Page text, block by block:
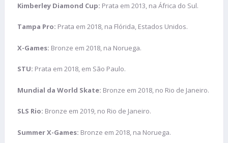
Kimberley Diamond Cup: Prata em 2013, na África do Sul.
Tampa Pro: Prata em 2018, na Flórida, Estados Unidos.
X-Games: Bronze em 2018, na Noruega.
STU: Prata em 2018, em São Paulo.
Mundial da World Skate: Bronze em 2018, no Rio de Janeiro.
SLS Rio: Bronze em 2019, no Rio de Janeiro.
Summer X-Games: Bronze em 2018, na Noruega.